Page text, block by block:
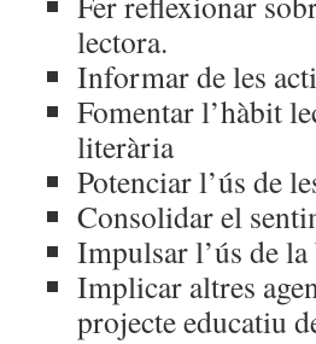
lectora.
Informar de les
Fomentar l’hàbit
literària
Potenciar l’ús de
Consolidar el
Impulsar l’ús de
Implicar altres
projecte educatiu